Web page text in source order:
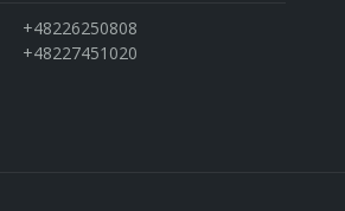
+48226250808
+48227451020